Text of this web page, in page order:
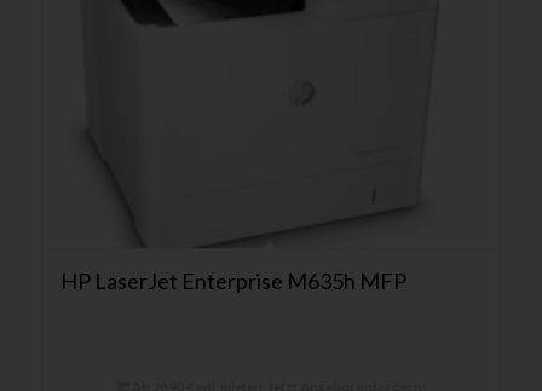
HP LaserJet Enterprise M635h MFP